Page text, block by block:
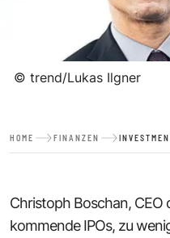
© trend/Lukas Ilgner
HOME FINANZEN
Christoph Boschan, CEO
kommende IPOs, zu